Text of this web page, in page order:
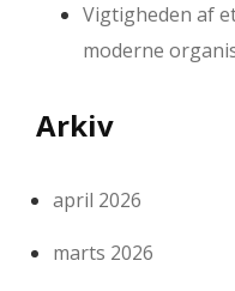
Vigtigheden af
moderne
Arkiv
april 2026
marts 2026